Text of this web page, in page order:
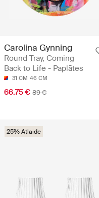
Carolina Gynning
Round Tray, Coming
Back to Life - Paplātes
31 CM 46 CM
66.75 € 89 €
25% Atlaide